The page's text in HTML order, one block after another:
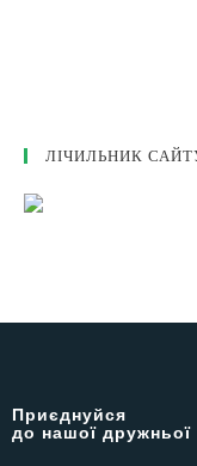
ЛІЧИЛЬНИК
Приєднуйся
до нашої дружньої